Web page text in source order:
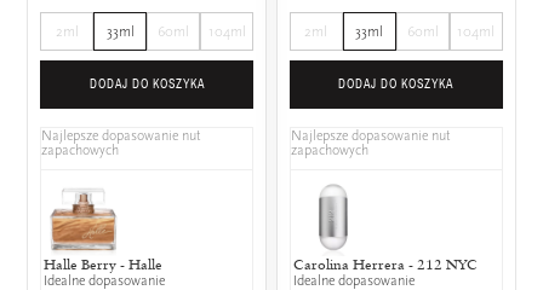
2ml 33ml 60ml 104ml
DODAJ DO KOSZYKA
Najlepsze dopasowanie nut
zapachowych
Halle Berry - Halle
Idealne dopasowanie
Calvin Klein - Obsession Woman
25% wspólnych nut zapachowych
Jennifer
2ml 33ml 60ml 104ml
DODAJ DO KOSZYKA
Najlepsze dopasowanie nut
zapachowych
Carolina Herrera - 212 NYC
Idealne dopasowanie